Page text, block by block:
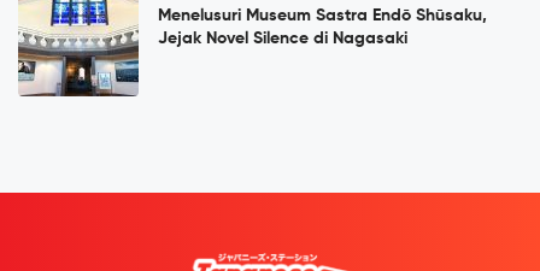
Menelusuri Museum Sastra Endō Shūsaku,
Jejak Novel Silence di Nagasaki